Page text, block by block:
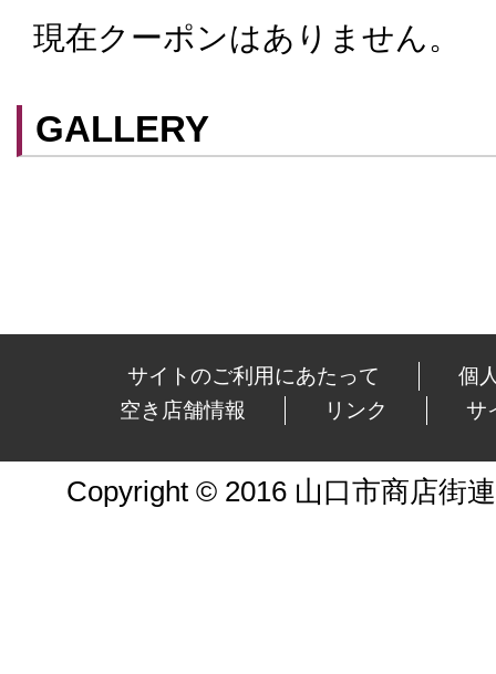
クーポンはスマートフォンに山口街中ア
てアプリ内のクーポン情報を提示する
ができます。
現在クーポンはありません。
GALLERY
サイトのご利用にあたって
個
空き店舗情報
リンク サ
Copyright © 2016 山口市商店街